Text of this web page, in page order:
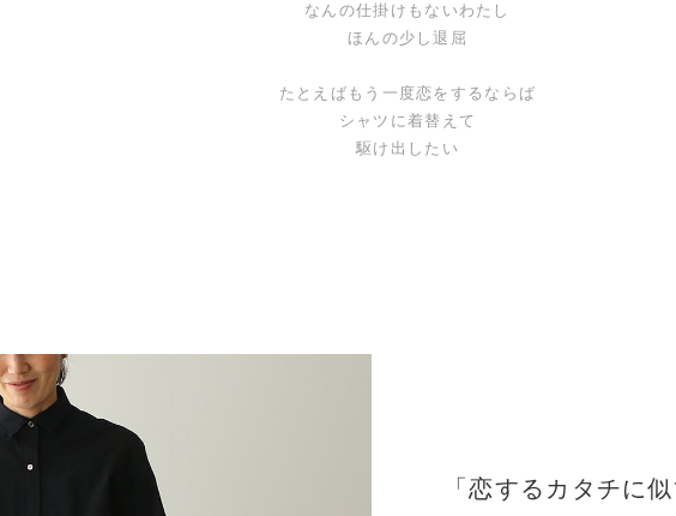
なんの仕掛けもないわたし
ほんの少し退屈
たとえばもう一度恋をするならば
シャツに着替えて
駆け出したい
「恋するカタチに